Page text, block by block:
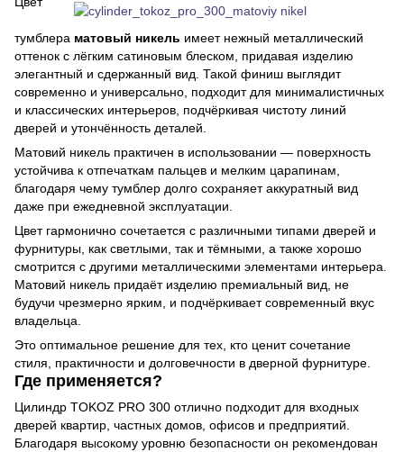
тумблера матовый никель имеет нежный металлический
оттенок с лёгким сатиновым блеском, придавая изделию
элегантный и сдержанный вид. Такой финиш выглядит
современно и универсально, подходит для минималистичных
и классических интерьеров, подчёркивая чистоту линий
дверей и утончённость деталей.
Матовий никель практичен в использовании — поверхность
устойчива к отпечаткам пальцев и мелким царапинам,
благодаря чему тумблер долго сохраняет аккуратный вид
даже при ежедневной эксплуатации.
Цвет гармонично сочетается с различными типами дверей и
фурнитуры, как светлыми, так и тёмными, а также хорошо
смотрится с другими металлическими элементами интерьера.
Матовий никель придаёт изделию премиальный вид, не
будучи чрезмерно ярким, и подчёркивает современный вкус
владельца.
Это оптимальное решение для тех, кто ценит сочетание
стиля, практичности и долговечности в дверной фурнитуре.
Где применяется?
Цилиндр TOKOZ PRO 300 отлично подходит для входных
дверей квартир, частных домов, офисов и предприятий.
Благодаря высокому уровню безопасности он рекомендован